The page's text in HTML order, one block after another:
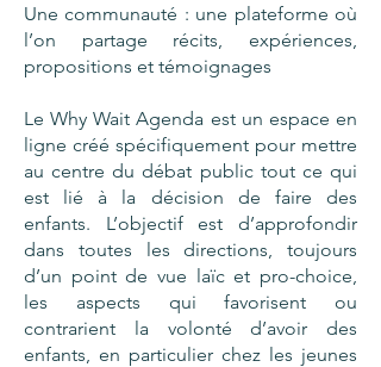
Une communauté : une plateforme où
l’on partage récits, expériences,
propositions et témoignages
Le Why Wait Agenda est un espace en
ligne créé spécifiquement pour mettre
au centre du débat public tout ce qui
est lié à la décision de faire des
enfants. L’objectif est d’approfondir
dans toutes les directions, toujours
d’un point de vue laïc et pro-choice,
les aspects qui favorisent ou
contrarient la volonté d’avoir des
enfants, en particulier chez les jeunes